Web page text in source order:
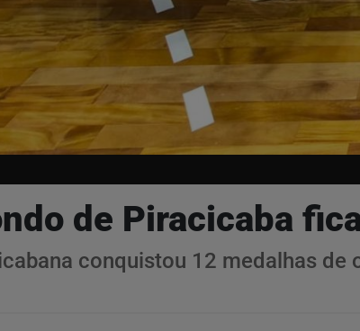
de Piracicaba
conquistou 12 medalhas